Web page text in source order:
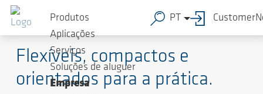
Seminários online AERZEN
Flexíveis, compactos e
orientados para a prática.
Produtos
Aplicações
Serviços
Soluções de aluguer
Empresa
PT